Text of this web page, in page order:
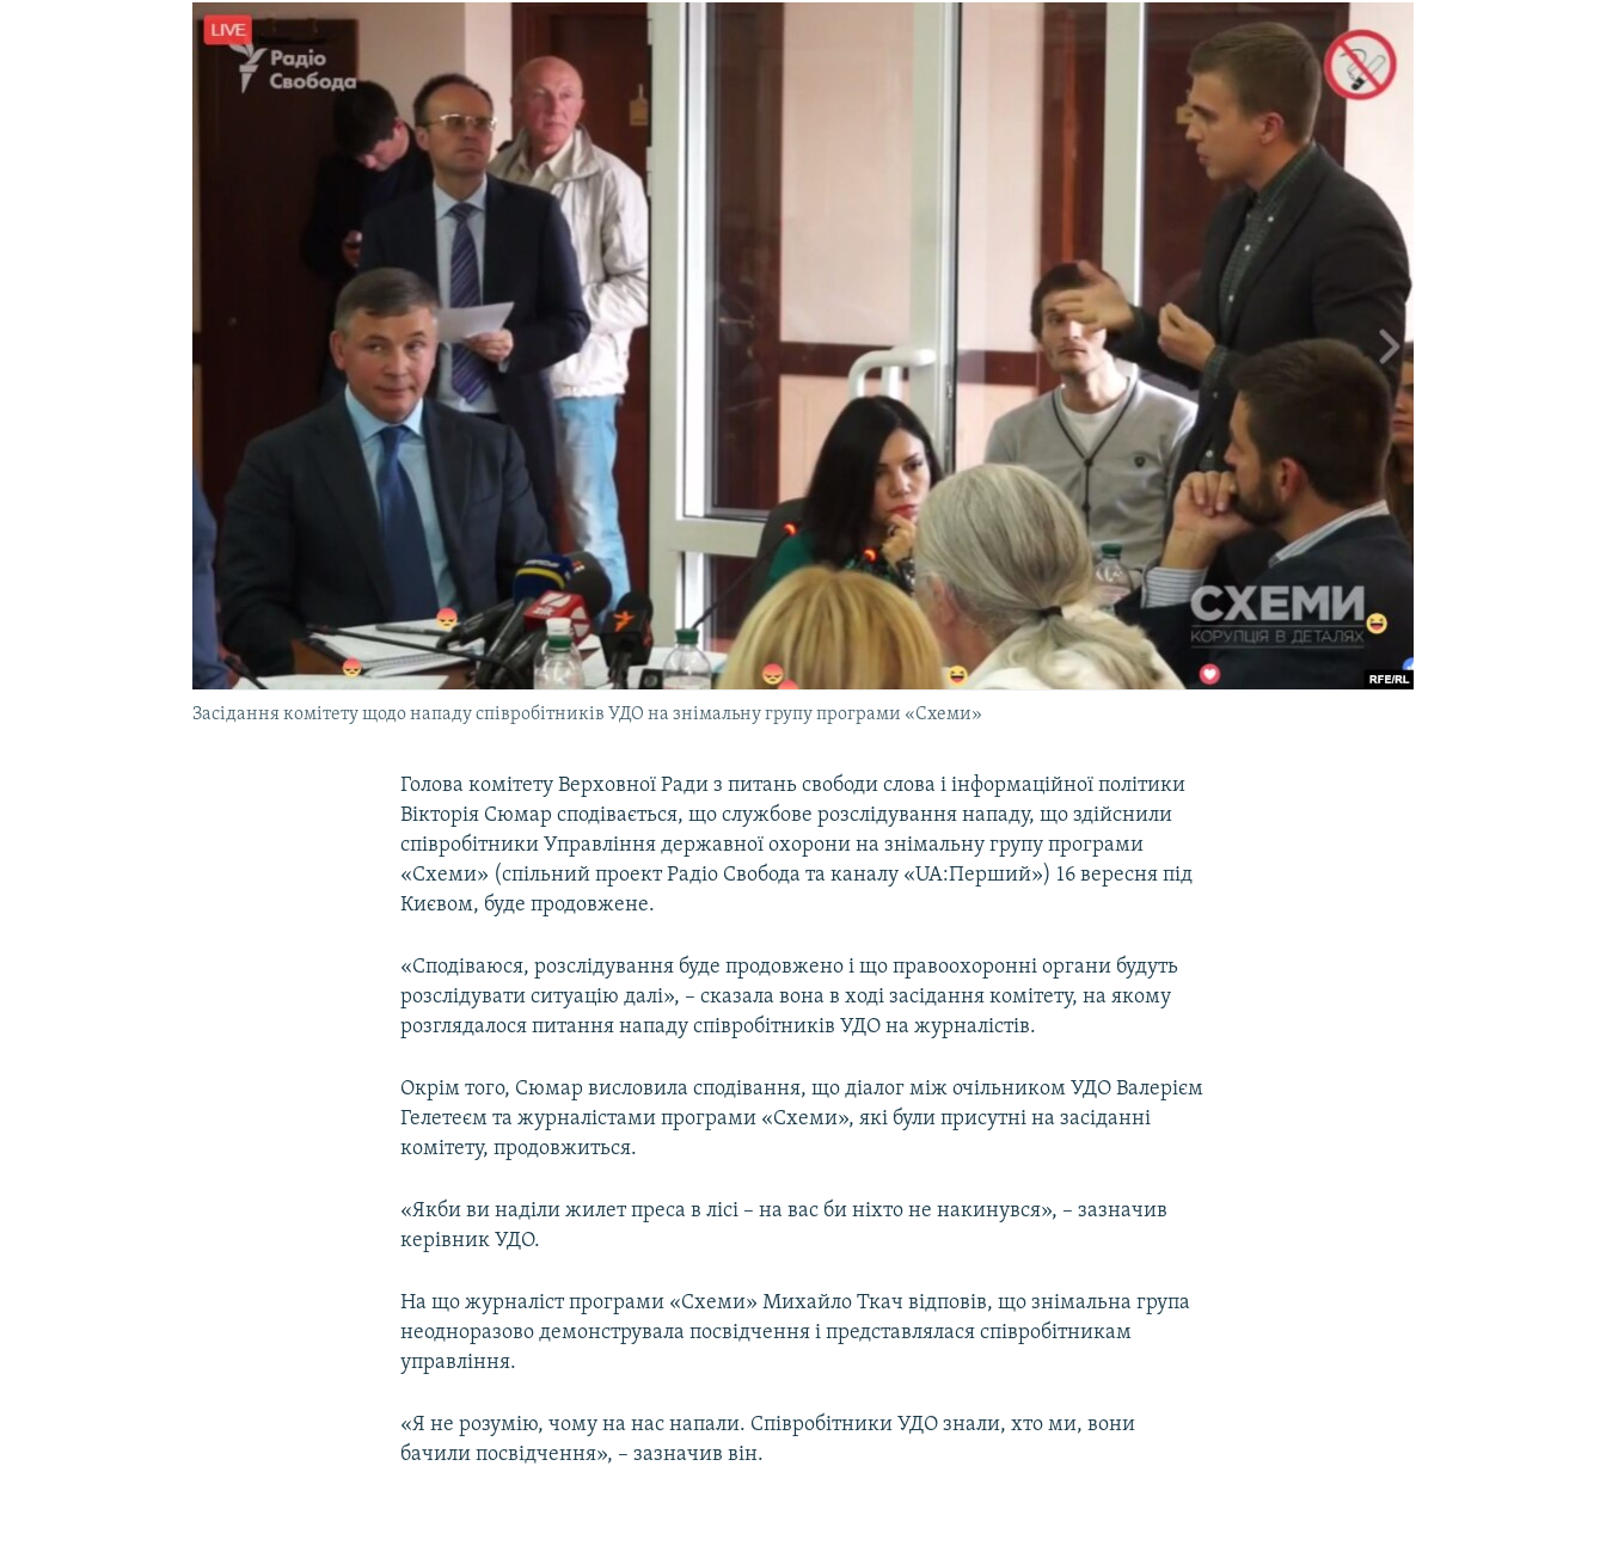
Засідання комітету щодо нападу співробітників УДО на знімальну групу програми «Схеми»
Голова комітету Верховної Ради з питань свободи слова і інформаційної політики
Вікторія Сюмар сподівається, що службове розслідування нападу, що здійснили
співробітники Управління державної охорони на знімальну групу програми
«Схеми» (спільний проект Радіо Свобода та каналу «UA:Перший») 16 вересня під
Києвом, буде продовжене.
«Сподіваюся, розслідування буде продовжено і що правоохоронні органи будуть
розслідувати ситуацію далі», – сказала вона в ході засідання комітету, на якому
розглядалося питання нападу співробітників УДО на журналістів.
Окрім того, Сюмар висловила сподівання, що діалог між очільником УДО Валерієм
Гелетеєм та журналістами програми «Схеми», які були присутні на засіданні
комітету, продовжиться.
«Якби ви наділи жилет преса в лісі – на вас би ніхто не накинувся», – зазначив
керівник УДО.
На що журналіст програми «Схеми» Михайло Ткач відповів, що знімальна група
неодноразово демонструвала посвідчення і представлялася співробітникам
управління.
«Я не розумію, чому на нас напали. Співробітники УДО знали, хто ми, вони
бачили посвідчення», – зазначив він.